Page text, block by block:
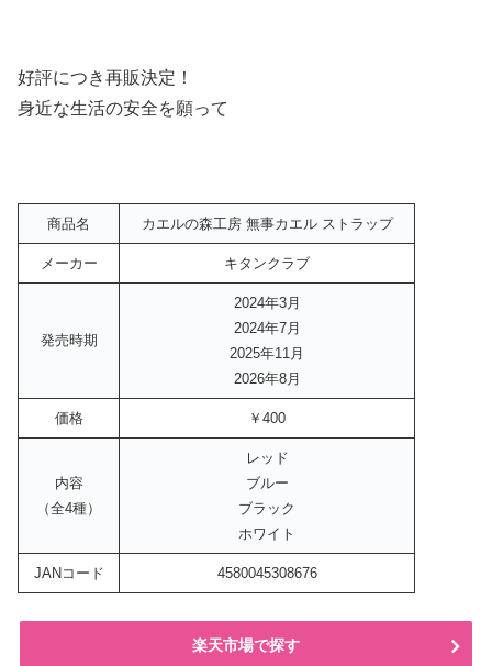
好評につき再販決定！
身近な生活の安全を願って
商品名 カエルの森工房 無事カエル ストラップ
メーカー キタンクラブ
発売時期
2024年3月
2024年7月
2025年11月
2026年8月
価格 ￥400
内容
（全4種）
レッド
ブルー
ブラック
ホワイト
JANコード 4580045308676
楽天市場で探す